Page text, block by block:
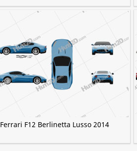
Ferrari F12 Berlinetta Lusso 2014